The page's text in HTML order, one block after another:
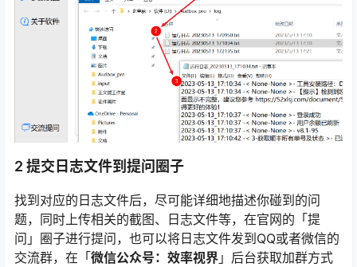
2 提交日志文件到提问圈子
找到对应的日志文件后，尽可能详细地描述你碰到的问
题，同时上传相关的截图、日志文件等，在官网的「提
问」圈子进行提问，也可以将日志文件发到QQ或者微信的
交流群，在「微信公众号：效率视界 」后台获取加群方式